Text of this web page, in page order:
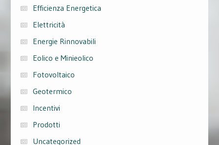
Efficienza Energetica
Elettricità
Energie Rinnovabili
Eolico e Minieolico
Fotovoltaico
Geotermico
Incentivi
Prodotti
Uncategorized